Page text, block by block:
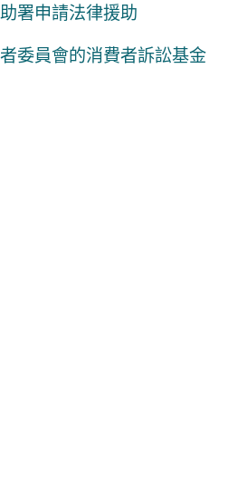
署申請法律援助
委員會的消費者訴訟基金